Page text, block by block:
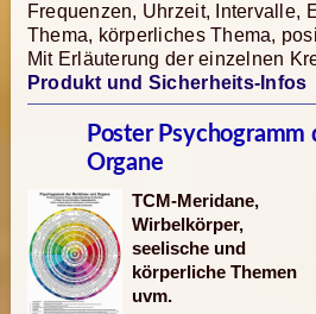
Frequenzen, Uhrzeit, Intervalle,
Thema, körperliches Thema,
Mit Erläuterung der einzelnen
Produkt und Sicherheits-Infos
Poster
Organe
TCM-Meridane,
Wirbelkörper,
seelische und
körperliche Themen
uvm.